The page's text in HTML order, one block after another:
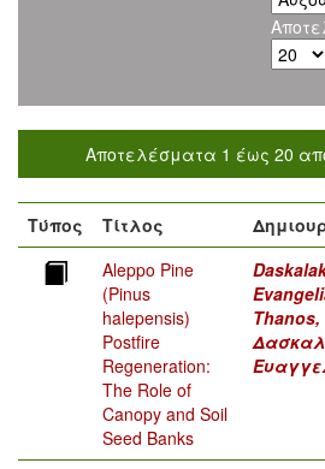
Αποτελέσματα 1 έως 20
Τύπος Τίτλος
Aleppo Pine
(Pinus
halepensis)
Postfire
Regeneration:
The Role of
Canopy and Soil
Seed Banks